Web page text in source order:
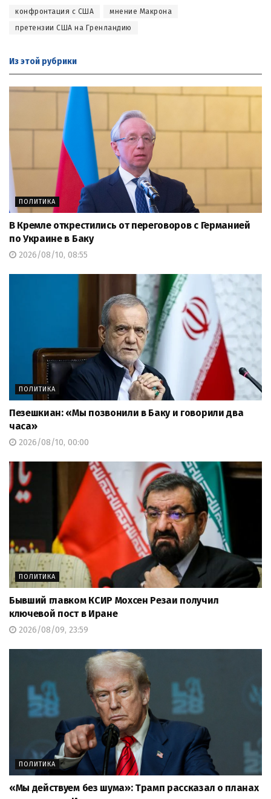
конфронтация с США
мнение Макрона
претензии США на Гренландию
Из этой рубрики
ПОЛИТИКА
В Кремле открестились от переговоров с Германией
по Украине в Баку
2026/08/10, 08:55
ПОЛИТИКА
Пезешкиан: «Мы позвонили в Баку и говорили два
часа»
2026/08/10, 00:00
ПОЛИТИКА
Бывший главком КСИР Мохсен Резаи получил
ключевой пост в Иране
2026/08/09, 23:59
ПОЛИТИКА
«Мы действуем без шума»: Трамп рассказал о планах